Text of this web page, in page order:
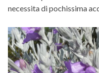
necessita di pochissima